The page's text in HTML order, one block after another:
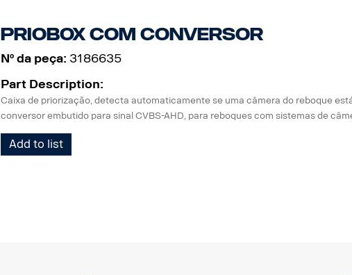
Priobox com conversor
Nº da peça: 3186635
Part Description:
Caixa de priorização, detecta automaticamente se uma câmera do reboque
conversor embutido para sinal CVBS-AHD, para reboques com sistemas de
Add to list